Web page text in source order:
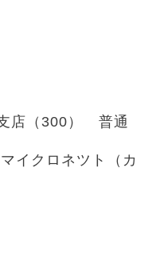
店（300） 普通
イクロネツト（カ